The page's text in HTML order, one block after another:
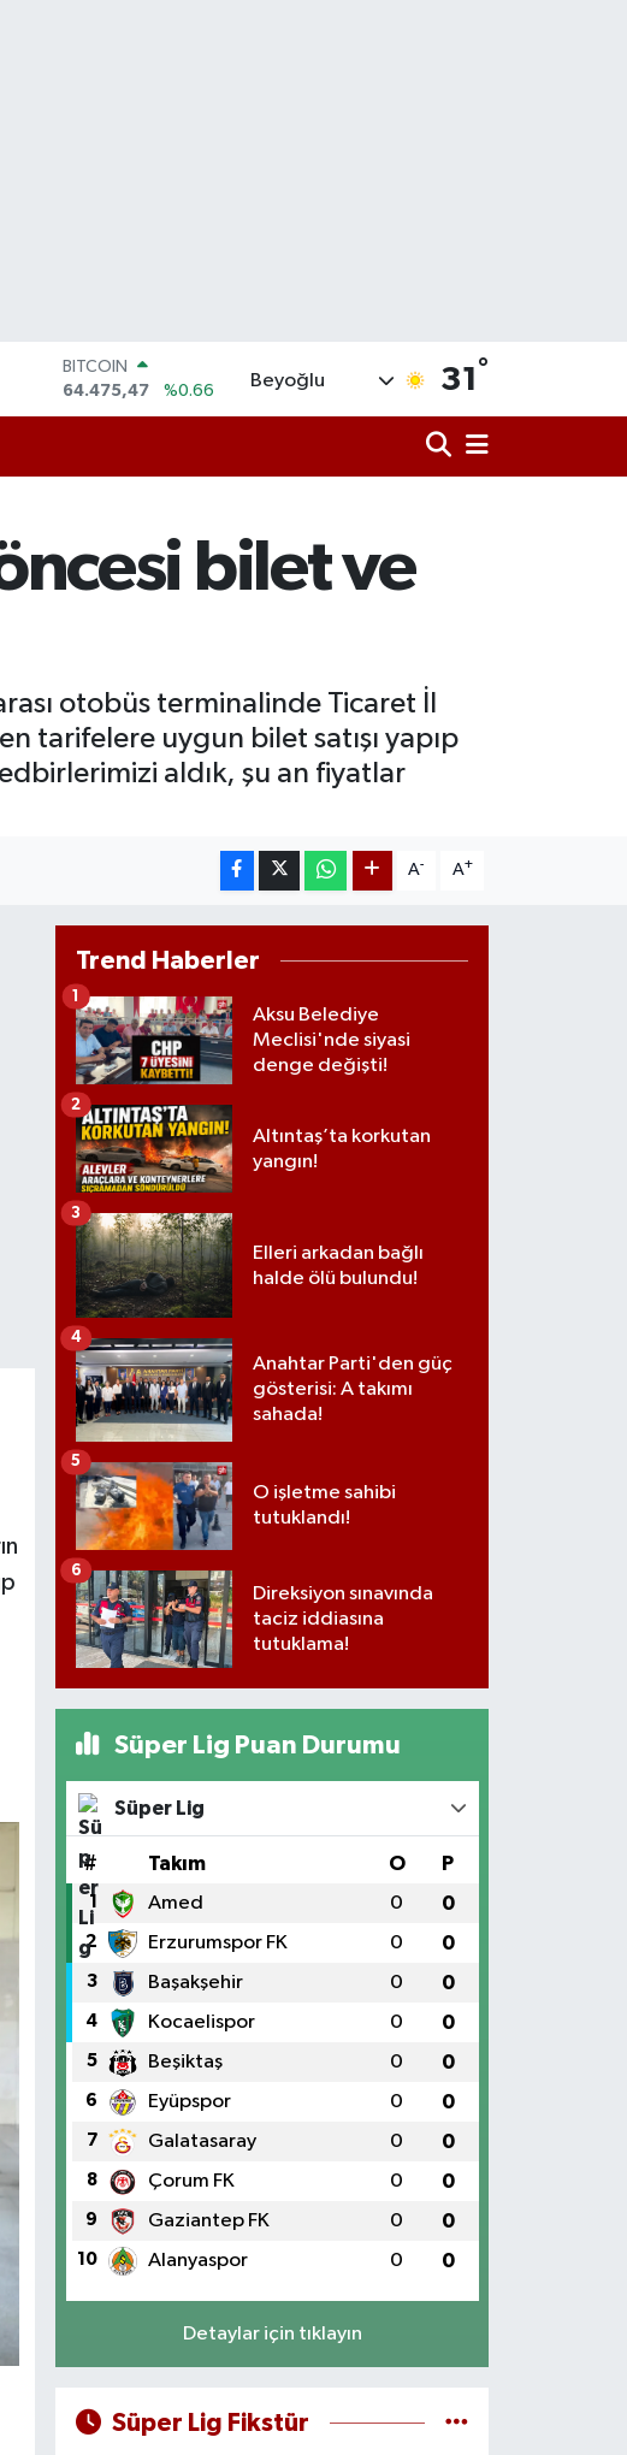
DOLAR
47,5971
%0.05
EURO
%0.54
BİST100
13.703
%0
Beyoğlu 31 °
bilet ve
otobüs terminalinde Ticaret İl
tarifelere uygun bilet satışı yapıp
aldık, şu an fiyatlar
A- A+
Trend Haberler
Aksu Belediye
Meclisi'nde siyasi
denge değişti!
1
Altıntaş’ta korkutan
yangın!
2
Elleri arkadan bağlı
halde ölü bulundu!
3
Anahtar Parti'den güç
gösterisi: A takımı
sahada!
4
O işletme sahibi
tutuklandı!
5
Direksiyon sınavında
taciz iddiasına
tutuklama!
6
Süper Lig Puan Durumu
Süper Lig
# Takım O P
1 Amed 0 0
2 Erzurumspor FK 0 0
3 Başakşehir 0 0
4 Kocaelispor 0 0
5 Beşiktaş 0 0
6 Eyüpspor 0 0
7 Galatasaray 0 0
8 Çorum FK 0 0
9 Gaziantep FK 0 0
10 Alanyaspor 0 0
Detaylar için tıklayın
Süper Lig Fikstür